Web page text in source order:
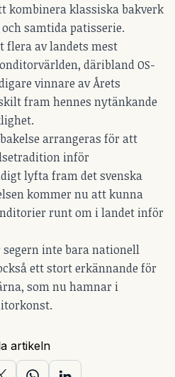
kombinera klassiska bakverk
samtida patisserie.
flera av landets mest
däribland OS-
vinnare av Årets
fram hennes nytänkande
arrangeras för att
inför
lyfta fram det svenska
kommer nu att kunna
runt om i landet inför
inte bara nationell
ett stort erkännande för
som nu hamnar i
artikeln